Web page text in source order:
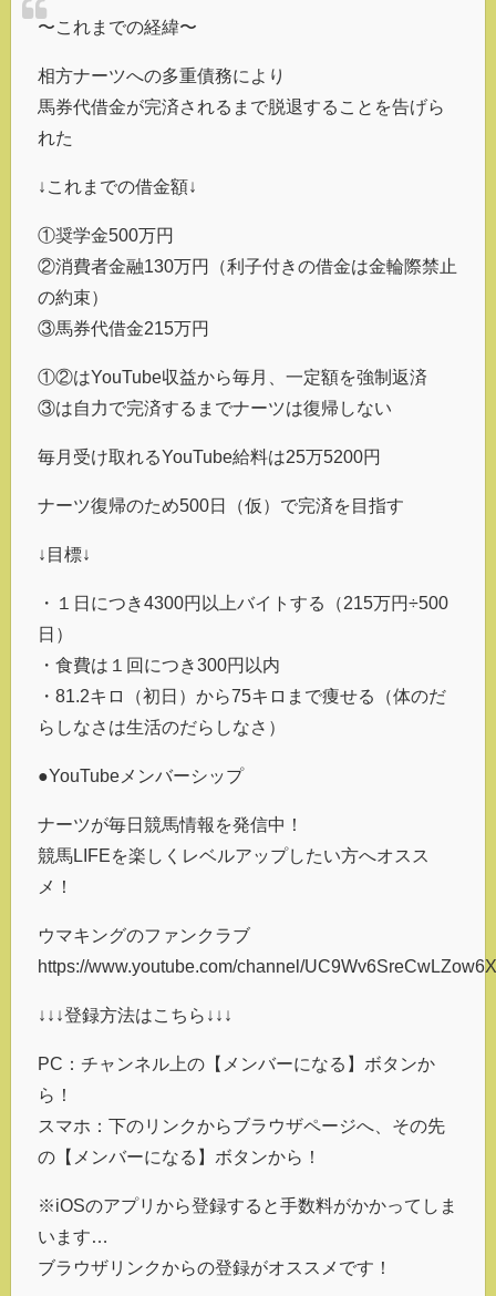
〜これまでの経緯〜
相方ナーツへの多重債務により
馬券代借金が完済されるまで脱退することを告げら
れた
↓これまでの借金額↓
①奨学金500万円
②消費者金融130万円（利子付きの借金は金輪際禁止
の約束）
③馬券代借金215万円
①②はYouTube収益から毎月、一定額を強制返済
③は自力で完済するまでナーツは復帰しない
毎月受け取れるYouTube給料は25万5200円
ナーツ復帰のため500日（仮）で完済を目指す
↓目標↓
・１日につき4300円以上バイトする（215万円÷500
日）
・食費は１回につき300円以内
・81.2キロ（初日）から75キロまで痩せる（体のだ
らしなさは生活のだらしなさ）
●YouTubeメンバーシップ
ナーツが毎日競馬情報を発信中！
競馬LIFEを楽しくレベルアップしたい方へオスス
メ！
ウマキングのファンクラブ
https://www.youtube.com/channel/
↓↓↓登録方法はこちら↓↓↓
PC：チャンネル上の【メンバーになる】ボタンか
ら！
スマホ：下のリンクからブラウザページへ、その先
の【メンバーになる】ボタンから！
※iOSのアプリから登録すると手数料がかかってしま
います…
ブラウザリンクからの登録がオススメです！